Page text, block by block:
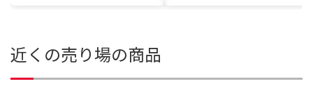
近くの売り場の商品